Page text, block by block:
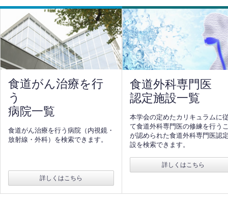
食道がん治療を行
う
病院一覧
食道がん治療を行う病院（内視鏡・
放射線・外科）を検索できます。
詳しくはこちら
食道外科専門医
認定施設一覧
本学会の定めたカリキュラムに
て食道外科専門医の修練を行う
が認められた食道外科専門医認
設を検索できます。
詳しくはこちら